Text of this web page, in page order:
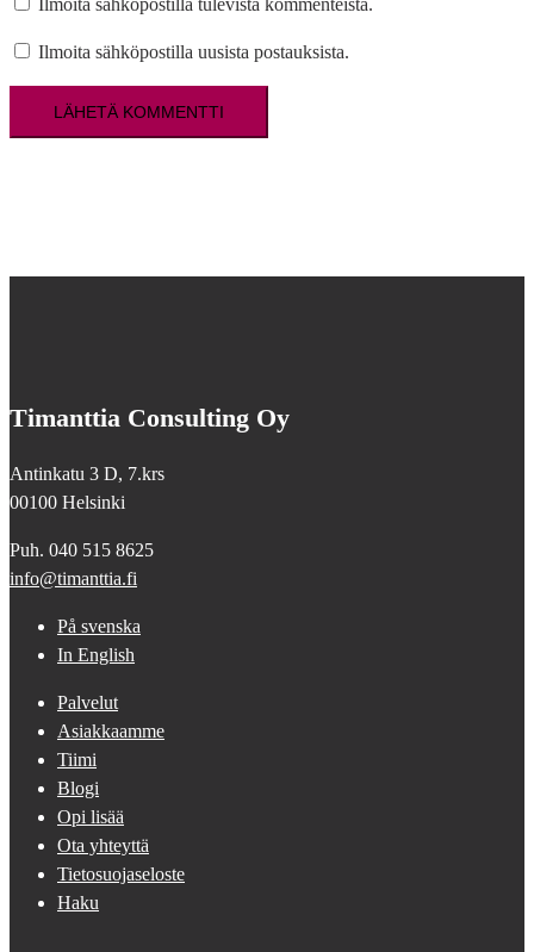
Ilmoita sähköpostilla uusista postauksista.
Timanttia Consulting Oy
Antinkatu 3 D, 7.krs
00100 Helsinki
Puh. 040 515 8625
info@timanttia.fi
På svenska
In English
Palvelut
Asiakkaamme
Tiimi
Blogi
Opi lisää
Ota yhteyttä
Tietosuojaseloste
Haku